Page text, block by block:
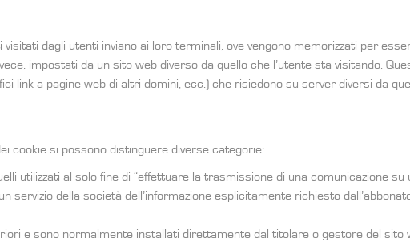
visitati dagli utenti inviano ai loro terminali, ove vengono memorizzati per
impostati da un sito web diverso da quello che l’utente sta visitando.
link a pagine web di altri domini, ecc.) che risiedono su server diversi da
cookie si possono distinguere diverse categorie:
utilizzati al solo fine di “effettuare la trasmissione di una comunicazione
della società dell’informazione esplicitamente richiesto
e sono normalmente installati direttamente dal titolare o gestore del sito